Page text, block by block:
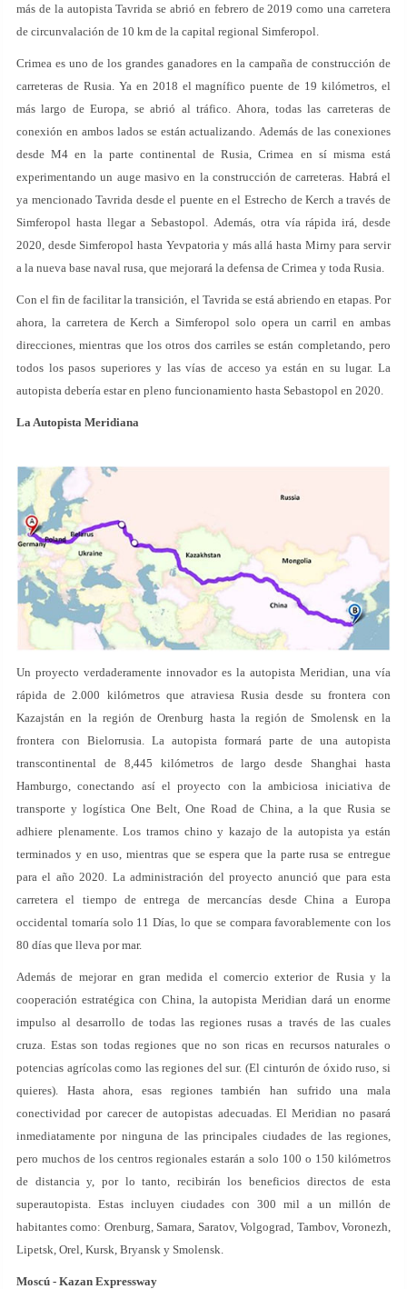
más de la autopista Tavrida se abrió en febrero de 2019 como una carretera
de circunvalación de 10 km de la capital regional Simferopol.
Crimea es uno de los grandes ganadores en la campaña de construcción de
carreteras de Rusia. Ya en 2018 el magnífico puente de 19 kilómetros, el
más largo de Europa, se abrió al tráfico. Ahora, todas las carreteras de
conexión en ambos lados se están actualizando. Además de las conexiones
desde M4 en la parte continental de Rusia, Crimea en sí misma está
experimentando un auge masivo en la construcción de carreteras. Habrá el
ya mencionado Tavrida desde el puente en el Estrecho de Kerch a través de
Simferopol hasta llegar a Sebastopol. Además, otra vía rápida irá, desde
2020, desde Simferopol hasta Yevpatoria y más allá hasta Mirny para servir
a la nueva base naval rusa, que mejorará la defensa de Crimea y toda Rusia.
Con el fin de facilitar la transición, el Tavrida se está abriendo en etapas. Por
ahora, la carretera de Kerch a Simferopol solo opera un carril en ambas
direcciones, mientras que los otros dos carriles se están completando, pero
todos los pasos superiores y las vías de acceso ya están en su lugar. La
autopista debería estar en pleno funcionamiento hasta Sebastopol en 2020.
La Autopista Meridiana
Un proyecto verdaderamente innovador es la autopista Meridian, una vía
rápida de 2.000 kilómetros que atraviesa Rusia desde su frontera con
Kazajstán en la región de Orenburg hasta la región de Smolensk en la
frontera con Bielorrusia. La autopista formará parte de una autopista
transcontinental de 8,445 kilómetros de largo desde Shanghai hasta
Hamburgo, conectando así el proyecto con la ambiciosa iniciativa de
transporte y logística One Belt, One Road de China, a la que Rusia se
adhiere plenamente. Los tramos chino y kazajo de la autopista ya están
terminados y en uso, mientras que se espera que la parte rusa se entregue
para el año 2020. La administración del proyecto anunció que para esta
carretera el tiempo de entrega de mercancías desde China a Europa
occidental tomaría solo 11 Días, lo que se compara favorablemente con los
80 días que lleva por mar.
Además de mejorar en gran medida el comercio exterior de Rusia y la
cooperación estratégica con China, la autopista Meridian dará un enorme
impulso al desarrollo de todas las regiones rusas a través de las cuales
cruza. Estas son todas regiones que no son ricas en recursos naturales o
potencias agrícolas como las regiones del sur. (El cinturón de óxido ruso, si
quieres). Hasta ahora, esas regiones también han sufrido una mala
conectividad por carecer de autopistas adecuadas. El Meridian no pasará
inmediatamente por ninguna de las principales ciudades de las regiones,
pero muchos de los centros regionales estarán a solo 100 o 150 kilómetros
de distancia y, por lo tanto, recibirán los beneficios directos de esta
superautopista. Estas incluyen ciudades con 300 mil a un millón de
habitantes como: Orenburg, Samara, Saratov, Volgograd, Tambov, Voronezh,
Lipetsk, Orel, Kursk, Bryansk y Smolensk.
Moscú - Kazan Expressway